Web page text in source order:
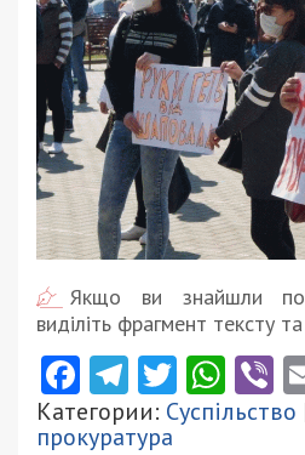
Якщо ви знайшли
виділіть фрагмент тексту
Facebook
Telegram
Twitter
Категории: Суспільство
прокуратура